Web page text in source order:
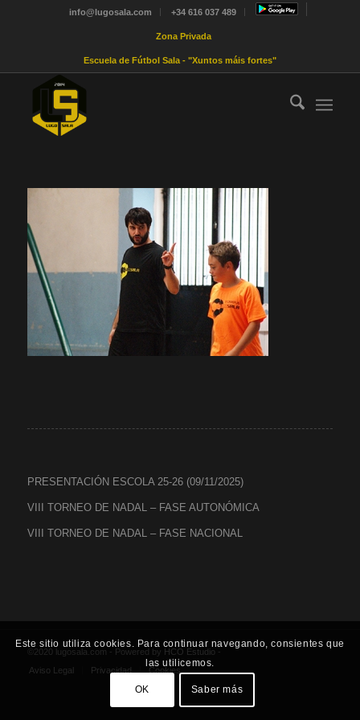
info@lugosala.com +34 616 037 489
Zona Privada
Escuela de Fútbol Sala - "Xuntos máis fortes"
PRESENTACIÓN ESCOLA 25-26 (09/11/2025)
VIII TORNEO DE NADAL – FASE AUTONÓMICA
VIII TORNEO DE NADAL – FASE NACIONAL
©2020 lugosala.com - Powered by HCO Estudio -
Aviso Legal
Privacidad Cookies
Este sitio utiliza cookies. Para continuar navegando, consientes que
las utilicemos.
OK Saber más